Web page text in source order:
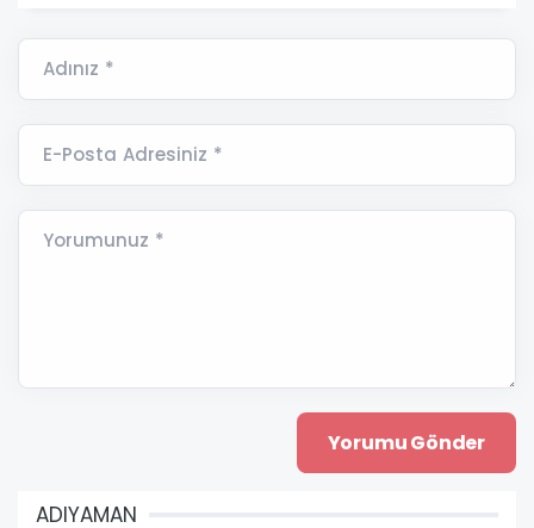
Adınız *
E-Posta Adresiniz *
Yorumunuz *
ADIYAMAN